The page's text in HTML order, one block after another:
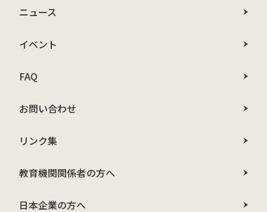
ニュース
イベント
FAQ
お問い合わせ
リンク集
教育機関関係者の方へ
日本企業の方へ